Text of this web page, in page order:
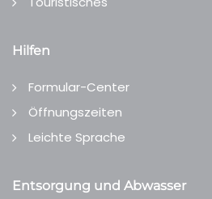
Hilfen
Formular-Center
Öffnungszeiten
Leichte Sprache
Entsorgung und Abwasser